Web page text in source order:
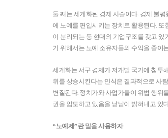
둘 째는 세계화된 경제 사슬이다. 경제 불
에 노예를 편입시키는 장치로 활용된다. 또
이 분리되는 등 현대의 기업구조를 갖고
기 위해서는 노예 소유자들의 수익을 줄이
세계화는 서구 경제가 저개발 국가에 침투
위를 상승시킨다는 인식은 결과적으로 사
변질된다. 정치가와 사업가들이 위법 행위
권을 압도하고 있음을 낱낱이 밝혀내고 있
“노예제”란 말을 사용하자